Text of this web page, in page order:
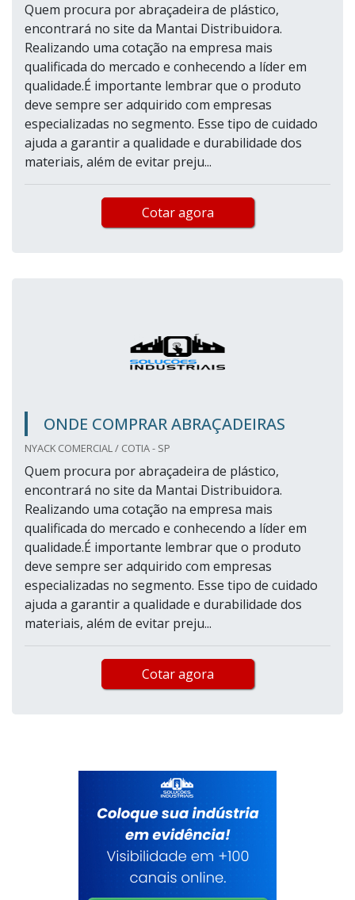
Quem procura por abraçadeira de plástico,
encontrará no site da Mantai Distribuidora.
Realizando uma cotação na empresa mais
qualificada do mercado e conhecendo a líder em
qualidade.É importante lembrar que o produto
deve sempre ser adquirido com empresas
especializadas no segmento. Esse tipo de cuidado
ajuda a garantir a qualidade e durabilidade dos
materiais, além de evitar preju...
Cotar agora
ONDE COMPRAR ABRAÇADEIRAS
NYACK COMERCIAL / COTIA - SP
Quem procura por abraçadeira de plástico,
encontrará no site da Mantai Distribuidora.
Realizando uma cotação na empresa mais
qualificada do mercado e conhecendo a líder em
qualidade.É importante lembrar que o produto
deve sempre ser adquirido com empresas
especializadas no segmento. Esse tipo de cuidado
ajuda a garantir a qualidade e durabilidade dos
materiais, além de evitar preju...
Cotar agora